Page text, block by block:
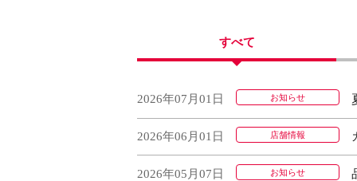
すべて
2026年07月01日 お知らせ
2026年06月01日 店舗情報
2026年05月07日 お知らせ